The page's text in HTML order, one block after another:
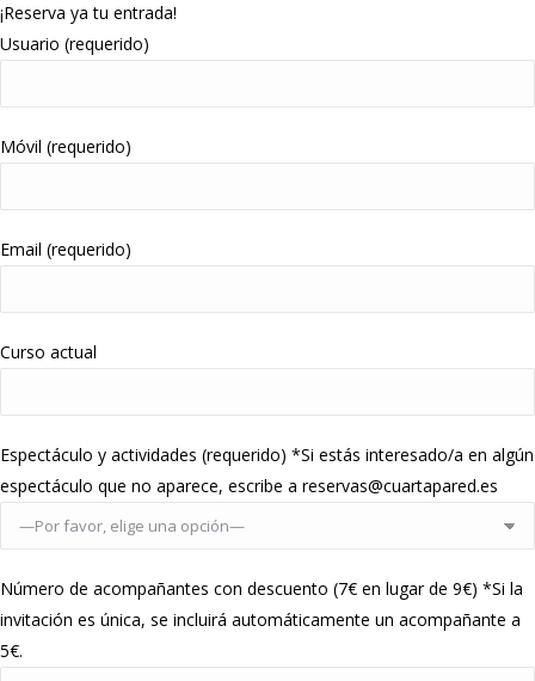
¡Reserva ya tu entrada!
Usuario (requerido)
Móvil (requerido)
Email (requerido)
Curso actual
Espectáculo y actividades (requerido) *Si estás interesado/a en algún
espectáculo que no aparece, escribe a reservas@cuartapared.es
Número de acompañantes con descuento (7€ en lugar de 9€) *Si la
invitación es única, se incluirá automáticamente un acompañante a
5€.